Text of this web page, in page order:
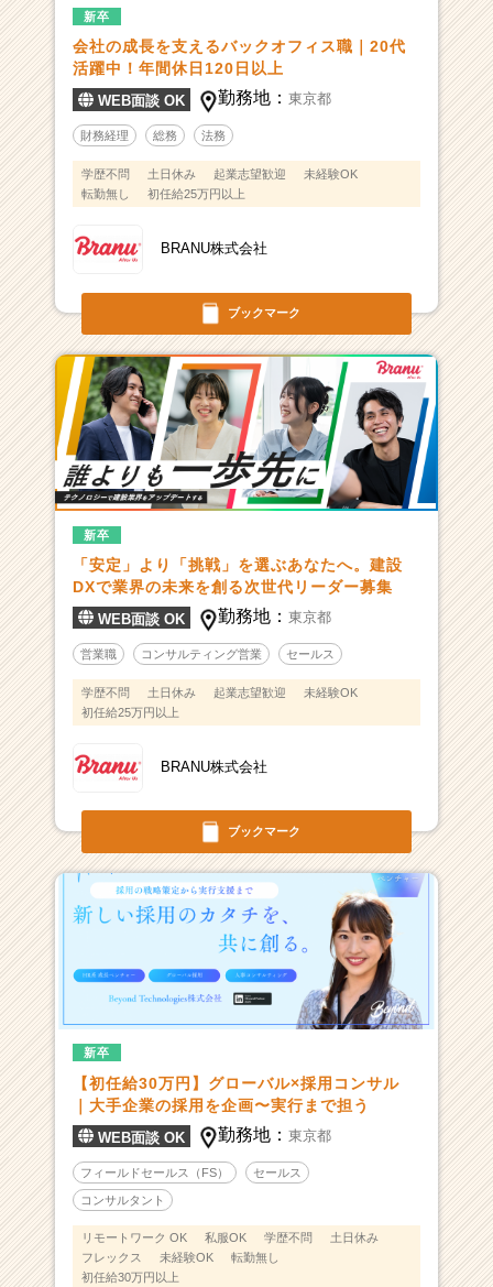
ブックマーク
新卒
会社の成長を支えるバックオフィス職｜20代
活躍中！年間休日120日以上
WEB面談 OK 勤務地：東京都
財務経理 総務 法務
学歴不問 土日休み 起業志望歓迎
未経験OK
転勤無し
初任給25万円以上
BRANU株式会社
ブックマーク
新卒
「安定」より「挑戦」を選ぶあなたへ。建設
DXで業界の未来を創る次世代リーダー募集
WEB面談 OK 勤務地：東京都
営業職 コンサルティング営業 セールス
学歴不問 土日休み 起業志望歓迎
未経験OK
初任給25万円以上
BRANU株式会社
新卒
【初任給30万円】グローバル×採用コンサル
｜大手企業の採用を企画〜実行まで担う
WEB面談 OK 勤務地：東京都
フィールドセールス（FS） セールス
コンサルタント
リモートワーク OK 私服OK 学歴不問
土日休み
フレックス
未経験OK
転勤無し
初任給30万円以上